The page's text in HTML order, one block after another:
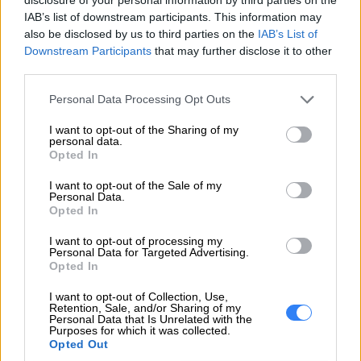
IAB’s list of downstream participants. This information may
also be disclosed by us to third parties on the IAB’s List of
Downstream Participants that may further disclose it to other
Personal Data Processing Opt Outs
I want to opt-out of the Sharing of my
personal data.
Opted In
I want to opt-out of the Sale of my
Personal Data.
Opted In
I want to opt-out of processing my
Personal Data for Targeted Advertising.
Opted In
I want to opt-out of Collection, Use,
Retention, Sale, and/or Sharing of my
Personal Data that Is Unrelated with the
Purposes for which it was collected.
Opted Out
Maksymalna pojemność pamięci
128 GB
Układ pamięci
1 x 32 GB
Gniazda pamięci
4x DIMM
Pamięć wewnętrzna
32 GB
Nośnik danych
Całkowita pojemność przechowywania
Napędy optyczne
Liczba zainstalowanych dysków SSD